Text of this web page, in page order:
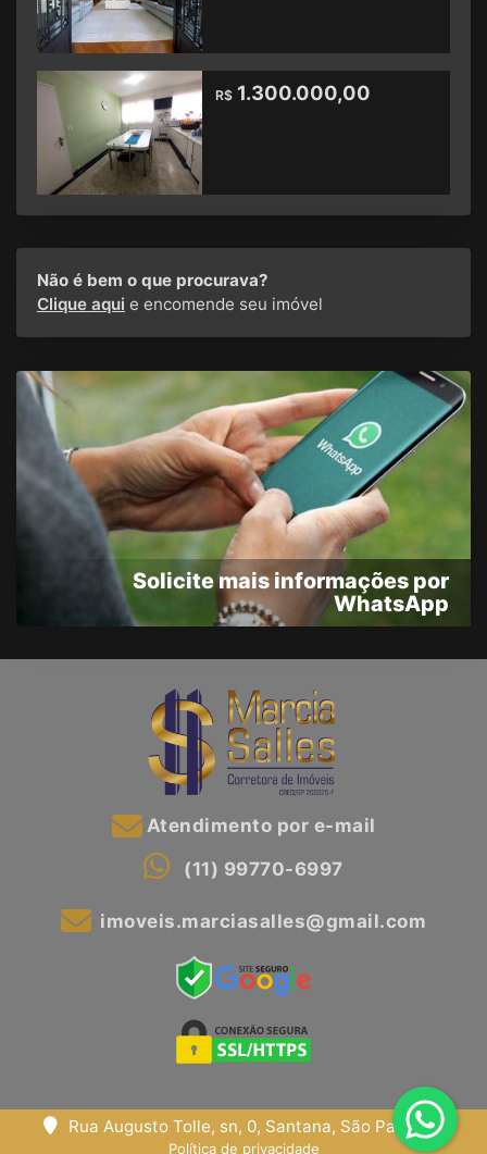
R$ 1.300.000,00
Não é bem o que procurava?
Clique aqui e encomende seu imóvel
Solicite mais informações por
WhatsApp
Atendimento por e-mail
(11) 99770-6997
imoveis.marciasalles@gmail.com
Rua Augusto Tolle, sn, 0, Santana, São Paulo, SP
Política de privacidade